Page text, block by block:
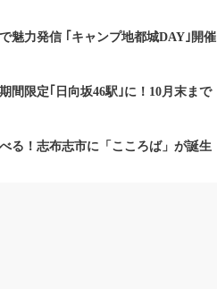
魅力発信 ｢キャンプ地都城DAY｣開催
間限定｢日向坂46駅｣に！10月末まで
る！志布志市に「こころば」が誕生